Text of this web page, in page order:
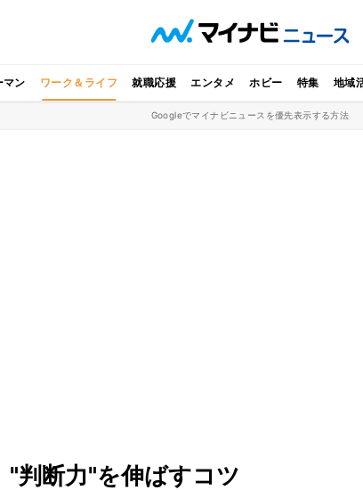
マン ワーク＆ライフ 就職応援 エンタメ ホビー 特集 地域
Googleでマイナビニュースを優先表示する方法
判断力"を伸ばすコツ